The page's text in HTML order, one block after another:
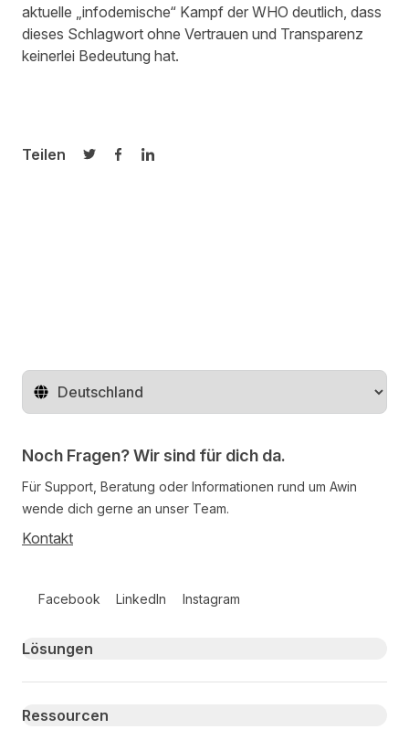
aktuelle „infodemische“ Kampf der WHO deutlich, dass
dieses Schlagwort ohne Vertrauen und Transparenz
keinerlei Bedeutung hat.
Teilen
Auf Twitter teilen
Auf Facebook teilen
Auf LinkedIn teilen
Region ändern
Noch Fragen? Wir sind für dich da.
Für Support, Beratung oder Informationen rund um Awin
wende dich gerne an unser Team.
Kontakt
Facebook LinkedIn Instagram
Primary footer navigation
Lösungen
Ressourcen